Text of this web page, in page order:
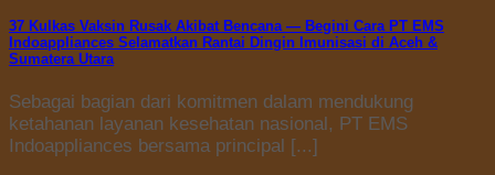
37 Kulkas Vaksin Rusak Akibat Bencana — Begini Cara PT EMS
Indoappliances Selamatkan Rantai Dingin Imunisasi di Aceh &
Sumatera Utara
Sebagai bagian dari komitmen dalam mendukung
ketahanan layanan kesehatan nasional, PT EMS
Indoappliances bersama principal [...]